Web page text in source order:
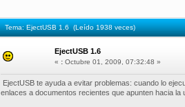
Tema: EjectUSB 1.6 (Leído 1938 veces)
EjectUSB 1.6
« : Octubre 01, 2009, 07:32:48 »
EjectUSB te ayuda a evitar problemas: cuando lo
enlaces a documentos recientes que apunten hacia la